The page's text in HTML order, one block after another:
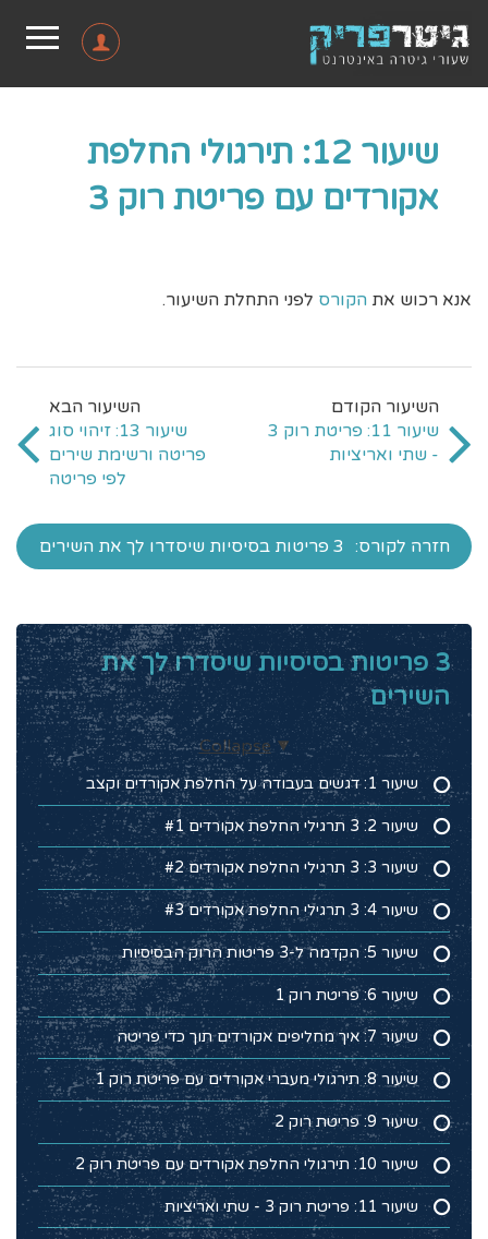
שיעור 12: תירגולי החלפת
אקורדים עם פריטת רוק 3
אנא רכוש את הקורס לפני התחלת השיעור.
שיעור 11: פריטת רוק 3
- שתי ואריציות
שיעור 13: זיהוי סוג
פריטה ורשימת שירים
לפי פריטה
חזרה לקורס: 3 פריטות בסיסיות שיסדרו לך את השירים
3 פריטות בסיסיות שיסדרו לך את
השירים
Collapse
שיעור 1: דגשים בעבודה על החלפת אקורדים וקצב
שיעור 2: 3 תרגילי החלפת אקורדים #1
שיעור 3: 3 תרגילי החלפת אקורדים #2
שיעור 4: 3 תרגילי החלפת אקורדים #3
שיעור 5: הקדמה ל-3 פריטות הרוק הבסיסיות
שיעור 6: פריטת רוק 1
שיעור 7: איך מחליפים אקורדים תוך כדי פריטה
שיעור 8: תירגולי מעברי אקורדים עם פריטת רוק 1
שיעור 9: פריטת רוק 2
שיעור 10: תירגולי החלפת אקורדים עם פריטת רוק 2
שיעור 11: פריטת רוק 3 - שתי ואריציות